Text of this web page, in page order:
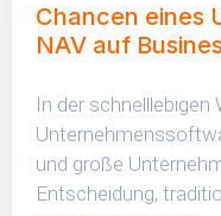
Chancen eines
NAV auf
In der schnelllebigen
und große
Entscheidung,